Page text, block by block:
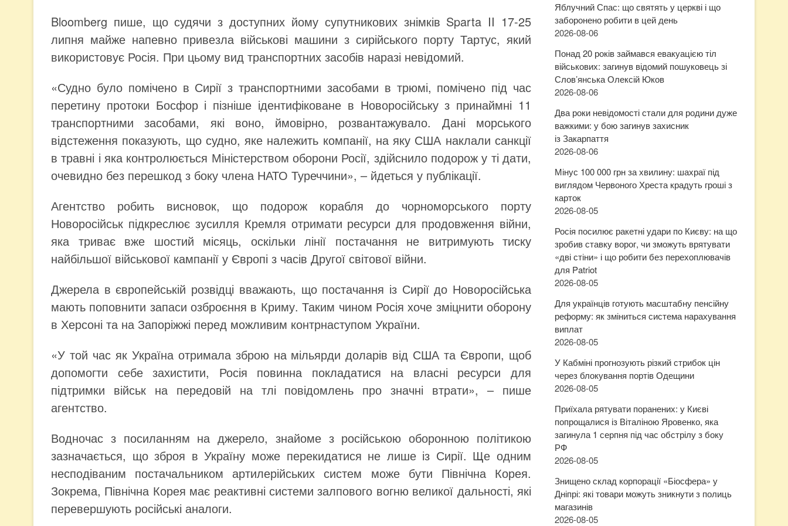
Bloomberg пише, що судячи з доступних йому супутникових знімків Sparta II 17-25
липня майже напевно привезла військові машини з сирійського порту Тартус, який
використовує Росія. При цьому вид транспортних засобів наразі невідомий.
«Судно було помічено в Сирії з транспортними засобами в трюмі, помічено під час
перетину протоки Босфор і пізніше ідентифіковане в Новоросійську з принаймні 11
транспортними засобами, які воно, ймовірно, розвантажувало. Дані морського
відстеження показують, що судно, яке належить компанії, на яку США наклали санкції
в травні і яка контролюється Міністерством оборони Росії, здійснило подорож у ті дати,
очевидно без перешкод з боку члена НАТО Туреччини», – йдеться у публікації.
Агентство робить висновок, що подорож корабля до чорноморського порту
Новоросійськ підкреслює зусилля Кремля отримати ресурси для продовження війни,
яка триває вже шостий місяць, оскільки лінії постачання не витримують тиску
найбільшої військової кампанії у Європі з часів Другої світової війни.
Джерела в європейській розвідці вважають, що постачання із Сирії до Новоросійська
мають поповнити запаси озброєння в Криму. Таким чином Росія хоче зміцнити оборону
в Херсоні та на Запоріжжі перед можливим контрнаступом України.
«У той час як Україна отримала зброю на мільярди доларів від США та Європи, щоб
допомогти себе захистити, Росія повинна покладатися на власні ресурси для
підтримки військ на передовій на тлі повідомлень про значні втрати», – пише
агентство.
Водночас з посиланням на джерело, знайоме з російською оборонною політикою
зазначається, що зброя в Україну може перекидатися не лише із Сирії. Ще одним
несподіваним постачальником артилерійських систем може бути Північна Корея.
Зокрема, Північна Корея має реактивні системи залпового вогню великої дальності, які
перевершують російські аналоги.
Яблучний Спас: що святять у церкві і що
заборонено робити в цей день
2026-08-06
Понад 20 років займався евакуацією тіл
військових: загинув відомий пошуковець зі
Слов’янська Олексій Юков
2026-08-06
Два роки невідомості стали для родини дуже
важкими: у бою загинув захисник
із Закарпаття
2026-08-06
Мінус 100 000 грн за хвилину: шахраї під
виглядом Червоного Хреста крадуть гроші з
карток
2026-08-05
Росія посилює ракетні удари по Києву: на що
зробив ставку ворог, чи зможуть врятувати
«дві стіни» і що робити без перехоплювачів
для Patriot
2026-08-05
Для українців готують масштабну пенсійну
реформу: як зміниться система нарахування
виплат
2026-08-05
У Кабміні прогнозують різкий стрибок цін
через блокування портів Одещини
2026-08-05
Приїхала рятувати поранених: у Києві
попрощалися із Віталіною Яровенко, яка
загинула 1 серпня під час обстрілу з боку
РФ
2026-08-05
Знищено склад корпорації «Біосфера» у
Дніпрі: які товари можуть зникнути з полиць
магазинів
2026-08-05